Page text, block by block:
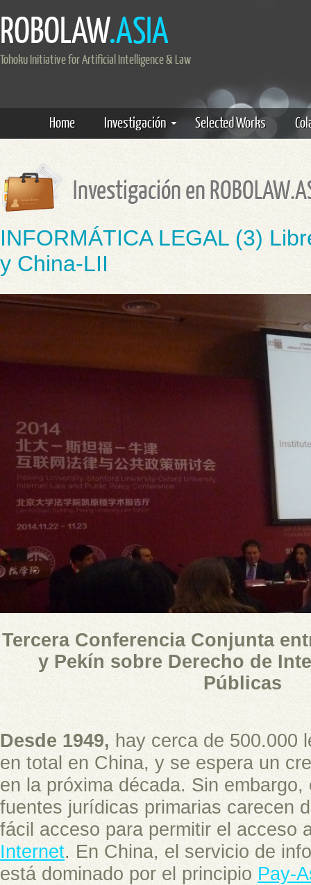
ROBOLAW.ASIA
Tohoku Initiative for Artificial Intelligence & Law
Home Investigación Selected Works
Investigación en
INFORMÁTICA LEGAL (3)
y China-LII
Tercera Conferencia Conjunta
y Pekín sobre Derecho de
Públicas
Desde 1949, hay cerca de 500.000
en total en China, y se espera un
en la próxima década. Sin
fuentes jurídicas primarias carecen
fácil acceso para permitir el acceso
Internet. En China, el servicio de
está dominado por el principio Pay-